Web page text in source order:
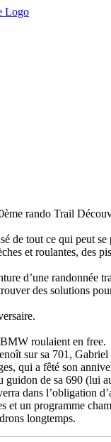
rando Trail
de tout ce qui peut se
et roulantes, des
d’une randonnée
des solutions
roulaient en free.
sur sa 701,
qui a fêté son
guidon de sa 690 (lui
dans l’obligation
et un programme
longtemps.